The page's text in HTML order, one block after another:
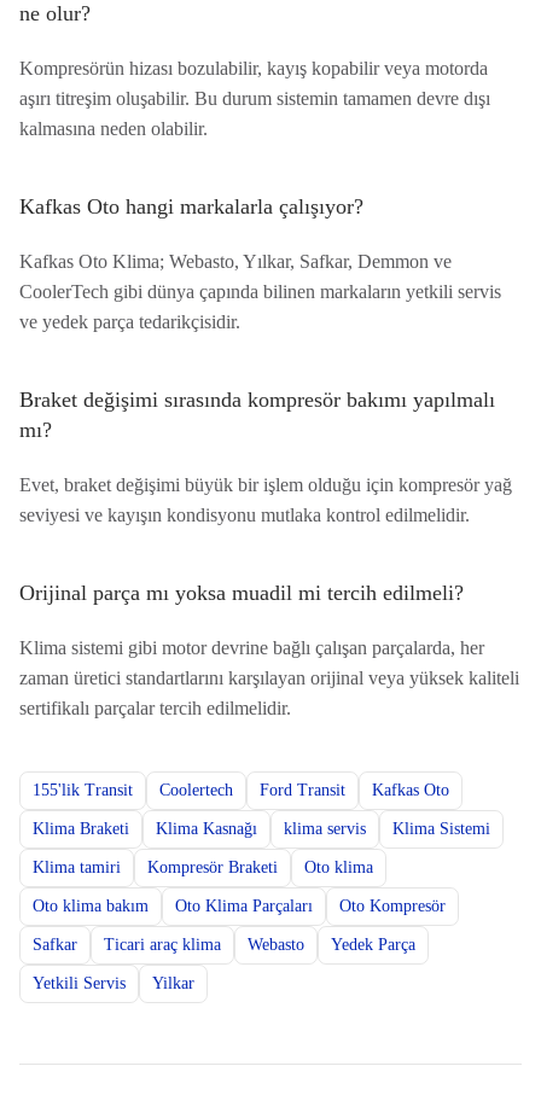
ne olur?
Kompresörün hizası bozulabilir, kayış kopabilir veya motorda
aşırı titreşim oluşabilir. Bu durum sistemin tamamen devre dışı
kalmasına neden olabilir.
Kafkas Oto hangi markalarla çalışıyor?
Kafkas Oto Klima; Webasto, Yılkar, Safkar, Demmon ve
CoolerTech gibi dünya çapında bilinen markaların yetkili servis
ve yedek parça tedarikçisidir.
Braket değişimi sırasında kompresör bakımı yapılmalı
mı?
Evet, braket değişimi büyük bir işlem olduğu için kompresör yağ
seviyesi ve kayışın kondisyonu mutlaka kontrol edilmelidir.
Orijinal parça mı yoksa muadil mi tercih edilmeli?
Klima sistemi gibi motor devrine bağlı çalışan parçalarda, her
zaman üretici standartlarını karşılayan orijinal veya yüksek kaliteli
sertifikalı parçalar tercih edilmelidir.
155'lik Transit Coolertech Ford Transit Kafkas Oto
Klima Braketi Klima Kasnağı klima servis Klima Sistemi
Klima tamiri Kompresör Braketi Oto klima
Oto klima bakım Oto Klima Parçaları Oto Kompresör
Safkar Ticari araç klima Webasto Yedek Parça
Yetkili Servis Yilkar